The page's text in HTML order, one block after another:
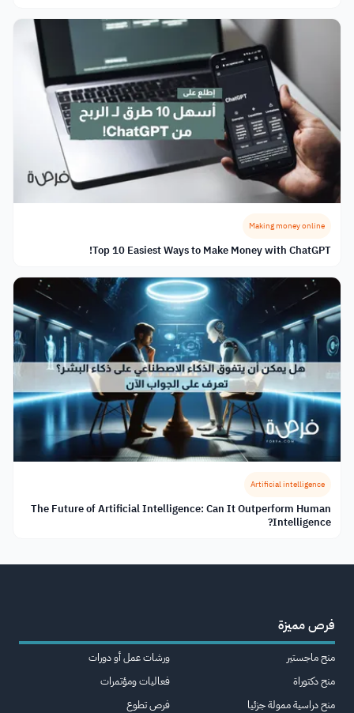
Making money online
Top 10 Easiest Ways to Make Money with ChatGPT!
Artificial intelligence
The Future of Artificial Intelligence: Can It Outperform Human
Intelligence?
فرص مميزة
منح ماجستير
منح دكتوراة
منح دراسية ممولة جزئيا
ورشات عمل أو دورات
فعاليات ومؤتمرات
فرص تطوع